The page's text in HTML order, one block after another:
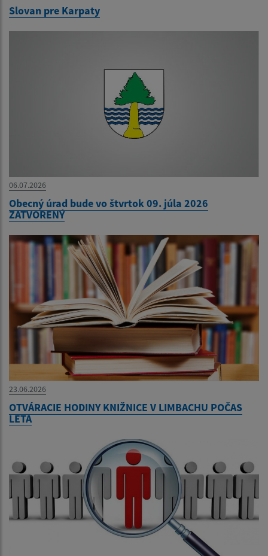
Slovan pre Karpaty
06.07.2026
Obecný úrad bude vo štvrtok 09. júla 2026
ZATVORENÝ
23.06.2026
OTVÁRACIE HODINY KNIŽNICE V LIMBACHU POČAS
LETA